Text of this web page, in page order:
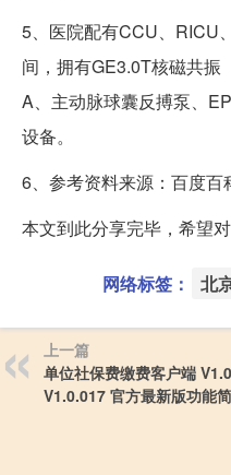
5、医院配有CCU、RICU
间，拥有GE3.0T核磁共振
A、主动脉球囊反搏泵、
设备。
6、参考资料来源：百度百
本文到此分享完毕，希望对
网络标签： 北
上一篇
单位社保费缴费客户端
V1.0.017 官方最新版功能简